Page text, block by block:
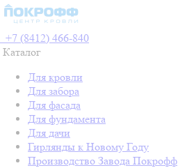
+7 (8412) 466-840
Каталог
Для кровли
Для забора
Для фасада
Для фундамента
Для дачи
Гирлянды к Новому Году
Производство Завода Покрофф